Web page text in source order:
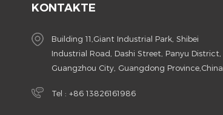
KONTAKTE
Building 11,Giant Industrial Park, Shibei
Industrial Road, Dashi Street, Panyu District,
Guangzhou City, Guangdong Province,China
Tel : +86 13826161986